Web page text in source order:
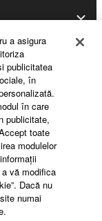
a asigura
publicitatea
în
în care
publicitate,
toate
modulelor
vă modifica
Dacă nu
numai